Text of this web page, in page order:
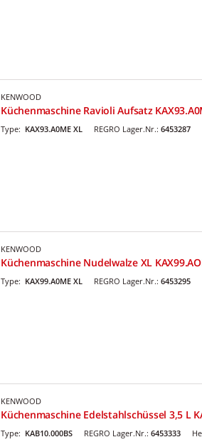
KENWOOD
Küchenmaschine Ravioli Aufsatz
REGRO Lager.Nr.: 6453287
Type: KAX93.A0ME XL
KENWOOD
Küchenmaschine Nudelwalze XL
REGRO Lager.Nr.: 6453295
Type: KAX99.A0ME XL
KENWOOD
Küchenmaschine Edelstahlschüssel 3,5 L
REGRO Lager.Nr.: 6453333
Type: KAB10.000BS